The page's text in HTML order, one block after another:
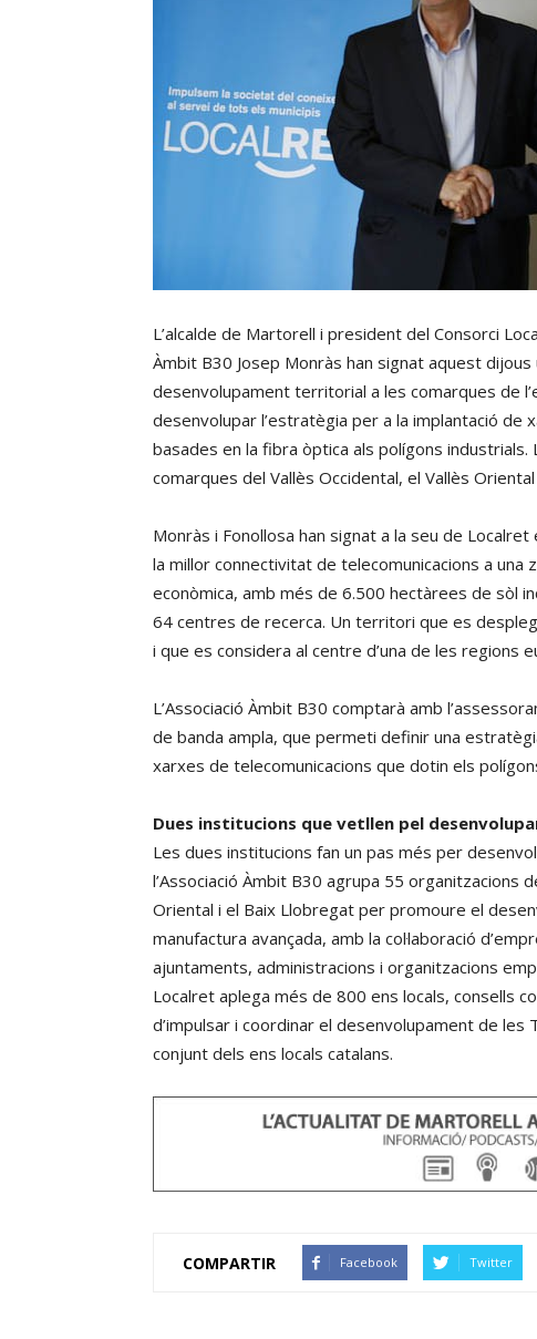
L’alcalde de Martorell i president del Consorci
Àmbit B30 Josep Monràs han signat aquest dijous
desenvolupament territorial a les comarques de
desenvolupar l’estratègia per a la implantació de
basades en la fibra òptica als polígons industrials.
comarques del Vallès Occidental, el Vallès
Monràs i Fonollosa han signat a la seu de
la millor connectivitat de telecomunicacions a una
econòmica, amb més de 6.500 hectàrees de sòl
64 centres de recerca. Un territori que es
i que es considera al centre d’una de les regions
L’Associació Àmbit B30 comptarà amb
de banda ampla, que permeti definir una
xarxes de telecomunicacions que dotin els
Dues institucions que vetllen pel
Les dues institucions fan un pas més per
l’Associació Àmbit B30 agrupa 55 organitzacions
Oriental i el Baix Llobregat per promoure el
manufactura avançada, amb la col·laboració
ajuntaments, administracions i organitzacions
Localret aplega més de 800 ens locals, consells
d’impulsar i coordinar el desenvolupament de les
conjunt dels ens locals catalans.
COMPARTIR Facebook Twitter